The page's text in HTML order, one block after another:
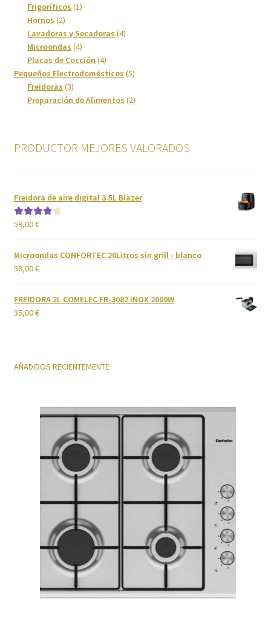
Calentadores y Termos
Campanas
Carrito
Cocinas
Cuidado de la ropa
Finalizar compra
Grandes Electrodomésticos
Imagen y Sonido
Lavadoras y Lavasecadoras
Lavavajillas
Limpieza del hogar
Frigoríficos 11
Hornos 22
productos
Lavadoras y Secadoras 44
Microondas 44
productos
Placas de Cocción 44
productos
Pequeños Electrodomésticos 55
Freidoras 33
productos
Preparación de Alimentos 22
PRODUCTOR MEJORES VALORADOS
Freidora de aire digital 3.5L Blazer
Valorado
59,00€
Microondas CONFORTEC 20Litros sin grill - blanco
58,00€
FREIDORA 2L COMELEC FR-3082 INOX 2000W
35,00€
AÑADIDOS RECIENTEMENTE